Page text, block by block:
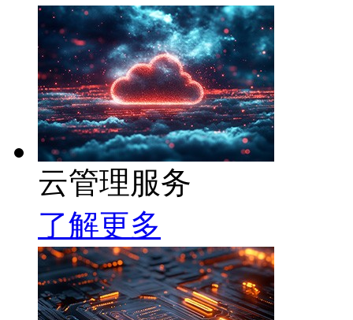
云管理服务
了解更多